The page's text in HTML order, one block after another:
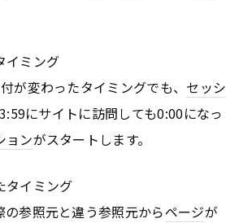
イミング
が変わったタイミングでも、 セッシ
にサイトに訪問しても0:00になっ
ョンがスタートします。
タイミング
参照元と違う参照元からページが